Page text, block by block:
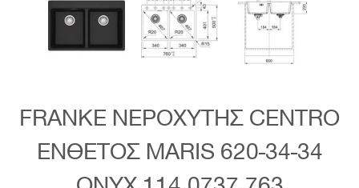
FRANKE ΝΕΡΟΧΥΤΗΣ CENTRO
ΕΝΘΕΤΟΣ MARIS 620-34-34